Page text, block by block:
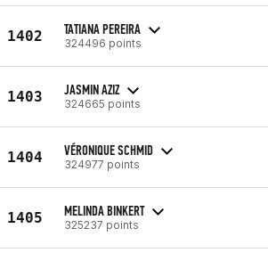
1402 TATIANA PEREIRA
324496 points
1403 JASMIN AZIZ
324665 points
1404 VÉRONIQUE SCHMID
324977 points
1405 MELINDA BINKERT
325237 points